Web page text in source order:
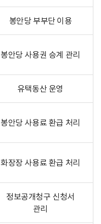
봉안당 부부단 이용
봉안당 사용권 승계 관리
유택동산 운영
봉안당 사용료 환급 처리
화장장 사용료 환급 처리
정보공개청구 신청서
관리